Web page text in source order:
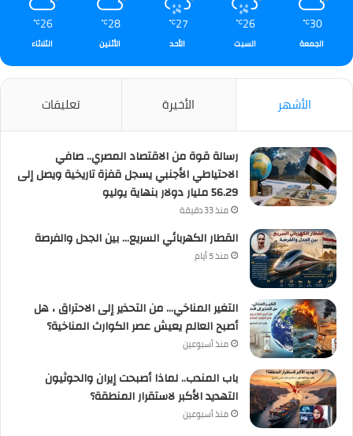
30
℃
الجمعة
26
℃
السبت
27
℃
الأحد
28
℃
الأثنين
26
℃
الثلاثاء
الأشهر الأخيرة تعليقات
رسالة قوة من الاقتصاد المصري.. صافي
الاحتياطي الأجنبي يسجل قفزة تاريخية ويصل إلى
56.29 مليار دولار بنهاية يوليو
منذ 33 دقيقة
القطار الكهربائي السريع… بين الجدل والفرصة
منذ 5 أيام
التغير المناخي… من التحذير إلى الاحتراق ، هل
أصبح العالم يعيش عصر الكوارث المناخية؟
منذ أسبوعين
باب المندب.. لماذا أصبحت إيران والحوثيون
التهديد الأكبر لاستقرار المنطقة؟
منذ أسبوعين